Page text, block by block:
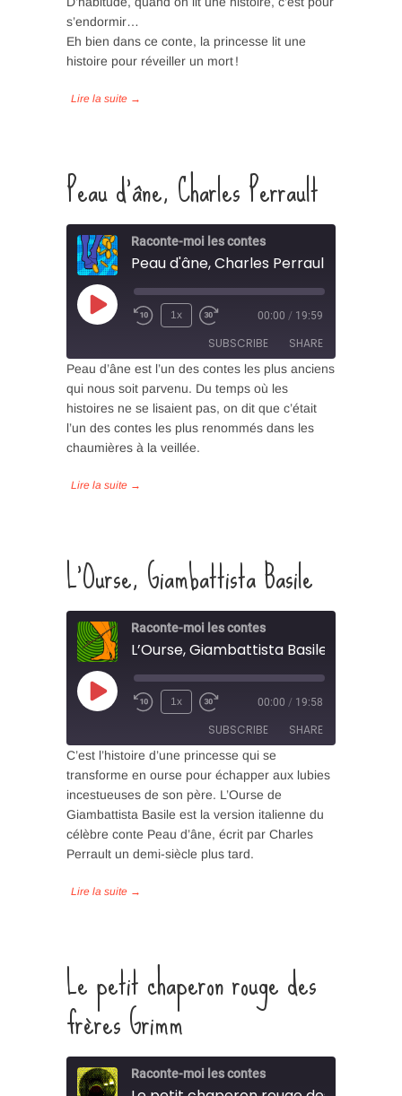
RSS FEED
SHARE
LINK
EMBED
s’endormir…
Eh bien dans ce conte, la princesse lit une
histoire pour réveiller un mort !
Peau d’âne, Charles Perrault
Raconte-moi les contes
Peau d'âne, Charles Perrault
Play
1x 00:00 / 19:59
SUBSCRIBE SHARE
RSS FEED
SHARE
LINK
Peau d’âne est l’un des contes les plus anciens
qui nous soit parvenu. Du temps où les
histoires ne se lisaient pas, on dit que c’était
l’un des contes les plus renommés dans les
chaumières à la veillée.
L’Ourse, Giambattista Basile
Raconte-moi les contes
L’Ourse, Giambattista Basile
Play
1x 00:00 / 19:58
SUBSCRIBE SHARE
RSS FEED
SHARE
LINK
EMBED
C’est l’histoire d’une princesse qui se
transforme en ourse pour échapper aux lubies
incestueuses de son père. L’Ourse de
Giambattista Basile est la version italienne du
célèbre conte Peau d’âne, écrit par Charles
Perrault un demi-siècle plus tard.
Le petit chaperon rouge des
frères Grimm
Raconte-moi les contes